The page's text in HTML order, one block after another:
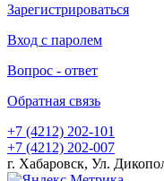
Зарегистрироваться
Вход с паролем
Вопрос - ответ
Обратная связь
+7 (4212) 202-101
+7 (4212) 202-007
г. Хабаровск, Ул.